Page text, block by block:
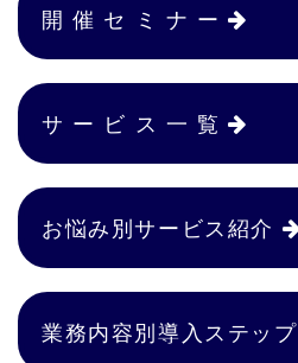
開 催 セ ミ ナ ー
サ ー ビ ス 一 覧
お悩み別サービス紹介
業務内容別導入ステップ